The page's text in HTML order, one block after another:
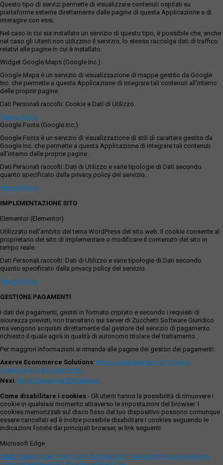
Questo tipo di servizi permette di visualizzare contenuti ospitati su
piattaforme esterne direttamente dalle pagine di questa Applicazione e di
interagire con essi.
Nel caso in cui sia installato un servizio di questo tipo, è possibile che, anche
nel caso gli Utenti non utilizzino il servizio, lo stesso raccolga dati di traffico
relativi alle pagine in cui è installato.
Widget Google Maps (Google Inc.)
Google Maps è un servizio di visualizzazione di mappe gestito da Google
Inc. che permette a questa Applicazione di integrare tali contenuti all'interno
delle proprie pagine.
Dati Personali raccolti: Cookie e Dati di Utilizzo.
Privacy Policy
Google Fonts (Google Inc.)
Google Fonts è un servizio di visualizzazione di stili di carattere gestito da
Google Inc. che permette a questa Applicazione di integrare tali contenuti
all'interno delle proprie pagine.
Dati Personali raccolti: Dati di Utilizzo e varie tipologie di Dati secondo
quanto specificato dalla privacy policy del servizio.
Privacy Policy
IMPLEMENTAZIONE SITO
Elementor (Elementor)
Utilizzato nell'ambito del tema WordPress del sito web. Il cookie consente al
proprietario del sito di implementare o modificare il contenuto del sito in
tempo reale.
Dati Personali raccolti: Dati di Utilizzo e varie tipologie di Dati secondo
quanto specificato dalla privacy policy del servizio.
Privacy Policy
GESTIONE PAGAMENTI
I dati dei pagamenti, gestiti in formato criptato e secondo i requisiti di
sicurezza previsti, non transitano sui server di Zucchetti Software Giuridico
ma vengono acquisiti direttamente dal gestore del servizio di pagamento
richiesto il quale agirà in qualità di autonomo titolare del trattamento.
Per maggiori informazioni si rimanda alle pagine dei gestori dei pagamenti:
Axerve Ecommerce Solutions: https://www.axerve.com/privacy-
policy/servizi-di-pagamento
Nexi: https://www.nexi.it/it/privacy
Come disabilitare i cookies - Gli utenti hanno la possibilità di rimuovere i
cookie in qualsiasi momento attraverso le impostazioni del browser. I
cookies memorizzati sul disco fisso del tuo dispositivo possono comunque
essere cancellati ed è inoltre possibile disabilitare i cookies seguendo le
indicazioni fornite dai principali browser, ai link seguenti:
Microsoft Edge
https://support.microsoft.com/it-it/microsoft-edge/eliminare-i-cookie-in-